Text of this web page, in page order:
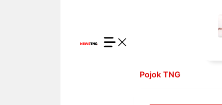
Pojok TNG